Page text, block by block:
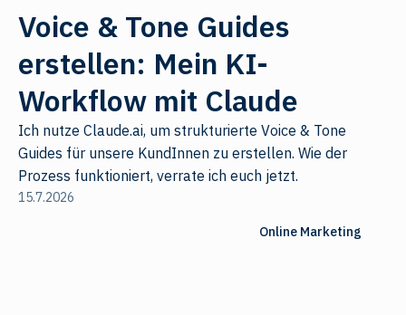
Voice & Tone Guides
erstellen: Mein KI-
Workflow mit Claude
Ich nutze Claude.ai, um strukturierte Voice & Tone
Guides für unsere KundInnen zu erstellen. Wie der
Prozess funktioniert, verrate ich euch jetzt.
15.7.2026
Online Marketing